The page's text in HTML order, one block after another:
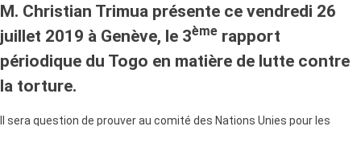
M. Christian Trimua présente ce vendredi 26
juillet 2019 à Genève, le 3ème rapport
périodique du Togo en matière de lutte contre
la torture.
Il sera question de prouver au comité des Nations Unies pour les